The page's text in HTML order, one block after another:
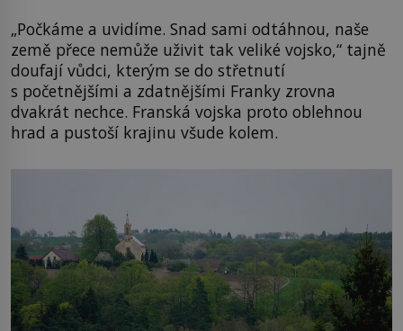
„Počkáme a uvidíme. Snad sami odtáhnou, naše
země přece nemůže uživit tak veliké vojsko,“ tajně
doufají vůdci, kterým se do střetnutí
s početnějšími a zdatnějšími Franky zrovna
dvakrát nechce. Franská vojska proto oblehnou
hrad a pustoší krajinu všude kolem.